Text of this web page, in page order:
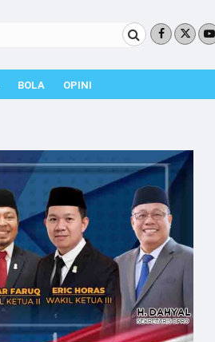
BOLA OPINI